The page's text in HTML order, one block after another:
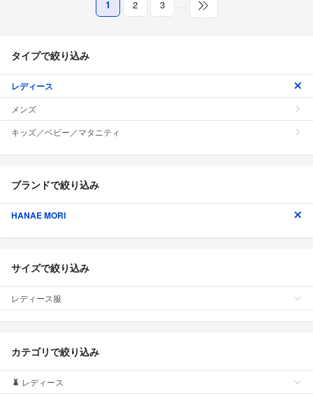
1 2 3 …
タイプで絞り込み
レディース
メンズ
キッズ／ベビー／マタニティ
ブランドで絞り込み
HANAE MORI
サイズで絞り込み
レディース服
カテゴリで絞り込み
レディース